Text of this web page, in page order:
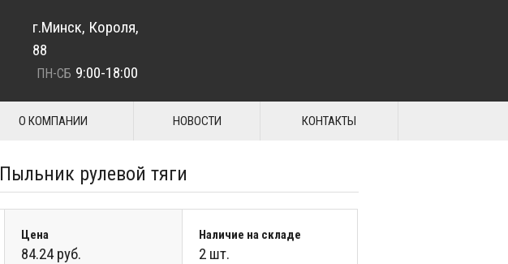
г.Минск, Короля,
88
ПН-СБ 9:00-18:00
О КОМПАНИИ НОВОСТИ КОНТАКТЫ
Пыльник рулевой тяги
Цена
84.24 руб.
Наличие на складе
2 шт.